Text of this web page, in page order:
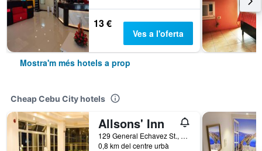
13 €
Ves a l'oferta
Mostra'm més hotels a prop
Cheap Cebu City hotels
Allsons' Inn
129 General Echavez St., Cebu City, Filipines
0,8 km del centre urbà